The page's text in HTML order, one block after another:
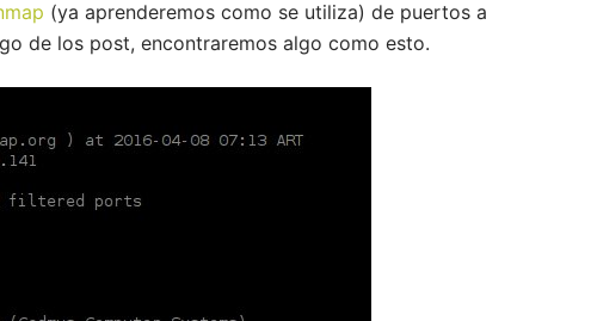
(ya aprenderemos como se utiliza) de puertos a
de los post, encontraremos algo como esto.